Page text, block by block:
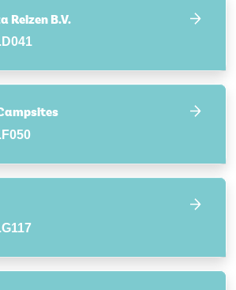
Reizen B.V.